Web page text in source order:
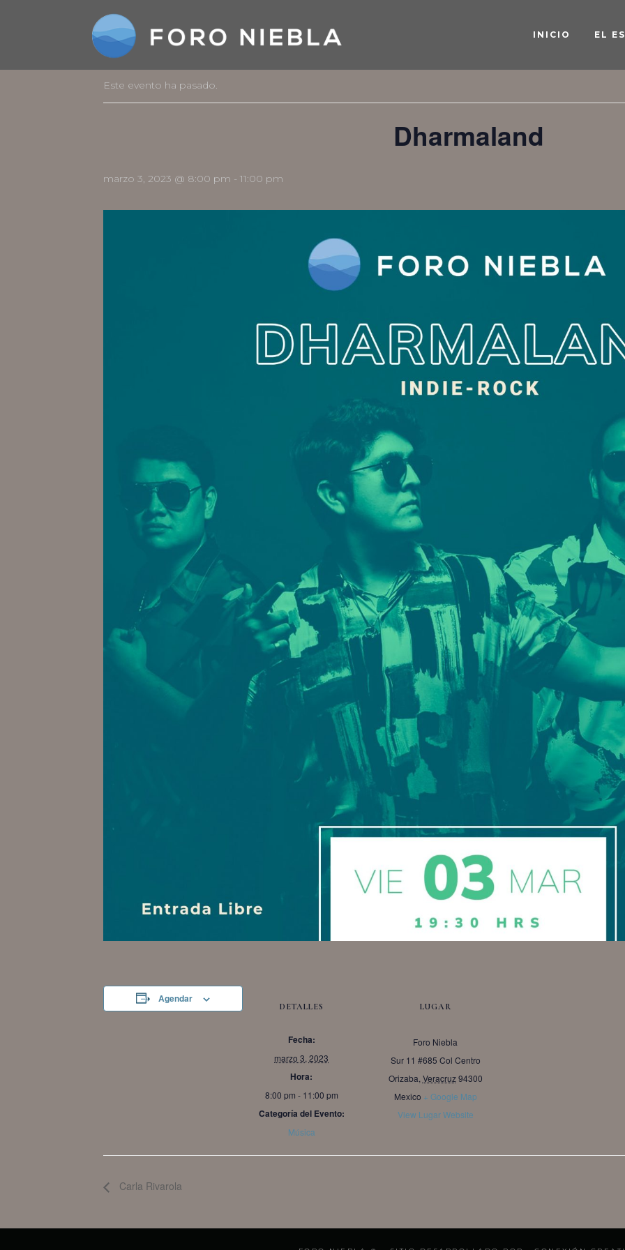
INICIO EL
Este evento ha pasado.
Dharmaland
marzo 3, 2023 @ 8:00 pm - 11:00 pm
Agendar
DETALLES
Fecha:
marzo 3, 2023
Hora:
8:00 pm - 11:00 pm
Categoría del Evento:
Música
LUGAR
Foro Niebla
Sur 11 #685 Col Centro
Orizaba, Veracruz 94300
Mexico + Google Map
View Lugar Website
Carla Rivarola